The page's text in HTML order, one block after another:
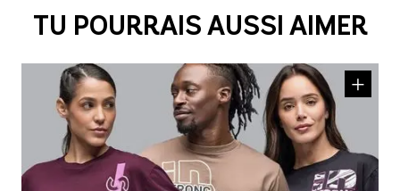
TU POURRAIS AUSSI AIMER